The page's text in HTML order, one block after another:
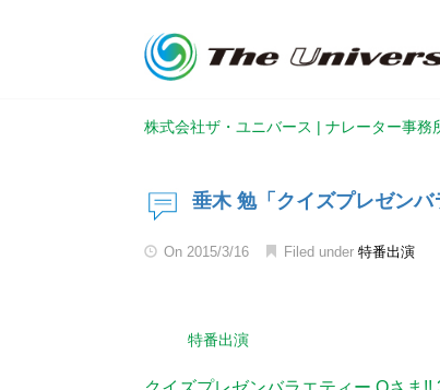
株式会社ザ・ユニバース | ナレーター事務
垂木 勉「クイズプレゼンバ
On 2015/3/16 Filed under 特番出演
特番出演